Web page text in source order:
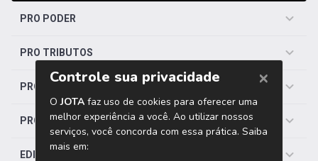
PRO PODER
PRO TRIBUTOS
PRO TRABALHISTA
PRO SAÚDE
EDITORIAS